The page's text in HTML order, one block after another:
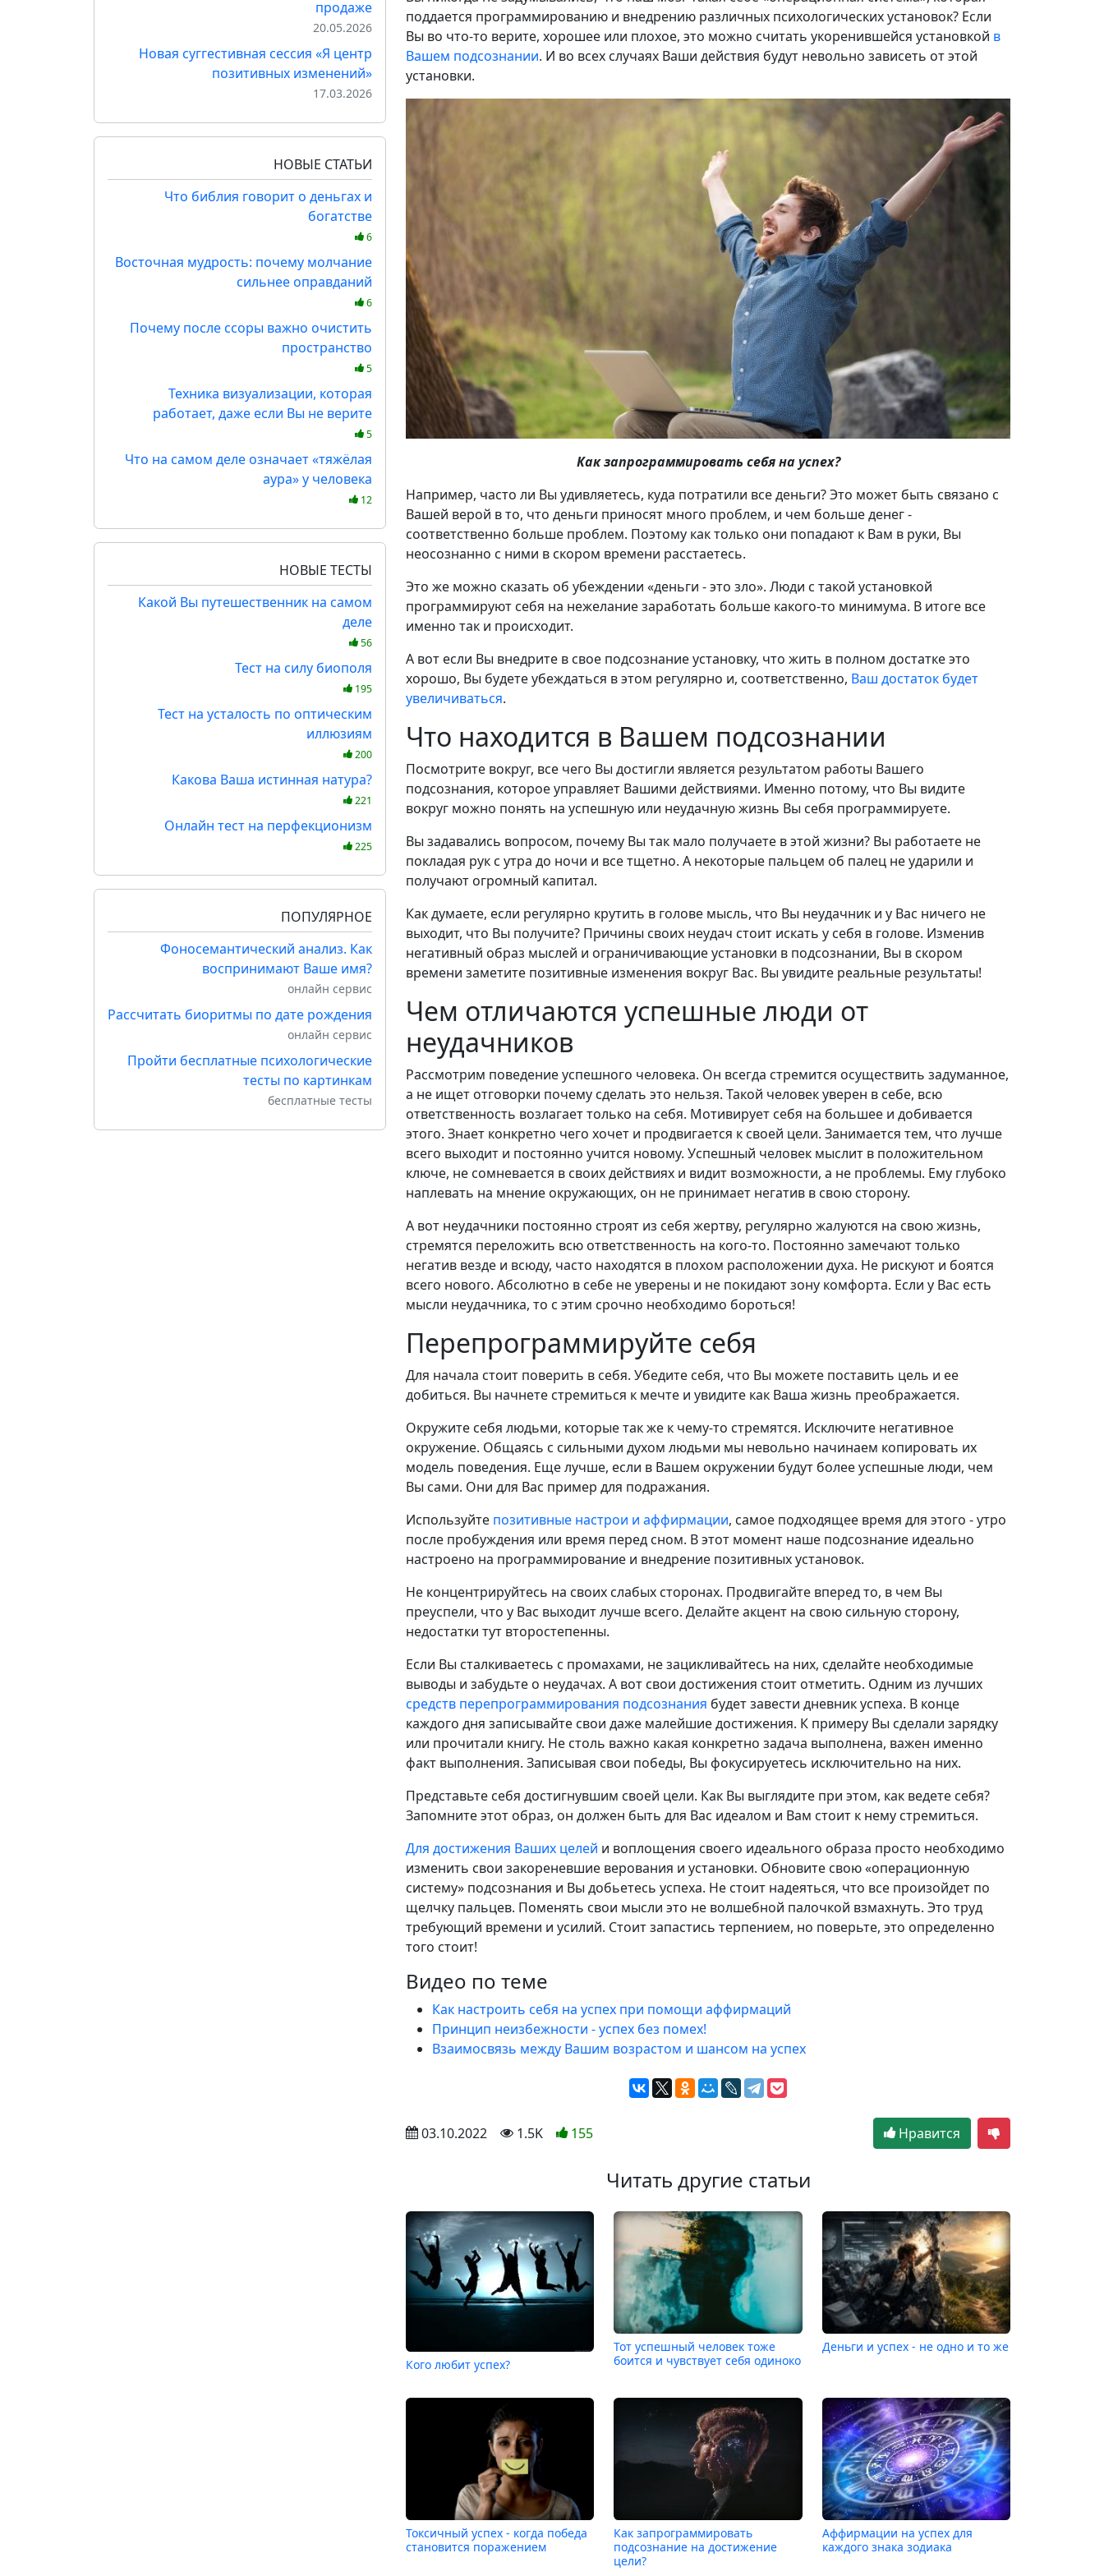
продаже
20.05.2026
Новая суггестивная сессия «Я центр
позитивных изменений»
17.03.2026
НОВЫЕ СТАТЬИ
Что библия говорит о деньгах и
богатстве
6
Восточная мудрость: почему молчание
сильнее оправданий
6
Почему после ссоры важно очистить
пространство
5
Техника визуализации, которая
работает, даже если Вы не верите
5
Что на самом деле означает «тяжёлая
аура» у человека
12
НОВЫЕ ТЕСТЫ
Какой Вы путешественник на самом
деле
56
Тест на силу биополя
195
Тест на усталость по оптическим
иллюзиям
200
Какова Ваша истинная натура?
221
Онлайн тест на перфекционизм
225
ПОПУЛЯРНОЕ
Фоносемантический анализ. Как
воспринимают Ваше имя?
онлайн сервис
Рассчитать биоритмы по дате рождения
онлайн сервис
Пройти бесплатные психологические
тесты по картинкам
бесплатные тесты
поддается программированию и внедрению различных психологических установок? Если
Вы во что-то верите, хорошее или плохое, это можно считать укоренившейся установкой в
Вашем подсознании. И во всех случаях Ваши действия будут невольно зависеть от этой
установки.
Как запрограммировать себя на успех?
Например, часто ли Вы удивляетесь, куда потратили все деньги? Это может быть связано с
Вашей верой в то, что деньги приносят много проблем, и чем больше денег -
соответственно больше проблем. Поэтому как только они попадают к Вам в руки, Вы
неосознанно с ними в скором времени расстаетесь.
Это же можно сказать об убеждении «деньги - это зло». Люди с такой установкой
программируют себя на нежелание заработать больше какого-то минимума. В итоге все
именно так и происходит.
А вот если Вы внедрите в свое подсознание установку, что жить в полном достатке это
хорошо, Вы будете убеждаться в этом регулярно и, соответственно, Ваш достаток будет
увеличиваться.
Что находится в Вашем подсознании
Посмотрите вокруг, все чего Вы достигли является результатом работы Вашего
подсознания, которое управляет Вашими действиями. Именно потому, что Вы видите
вокруг можно понять на успешную или неудачную жизнь Вы себя программируете.
Вы задавались вопросом, почему Вы так мало получаете в этой жизни? Вы работаете не
покладая рук с утра до ночи и все тщетно. А некоторые пальцем об палец не ударили и
получают огромный капитал.
Как думаете, если регулярно крутить в голове мысль, что Вы неудачник и у Вас ничего не
выходит, что Вы получите? Причины своих неудач стоит искать у себя в голове. Изменив
негативный образ мыслей и ограничивающие установки в подсознании, Вы в скором
времени заметите позитивные изменения вокруг Вас. Вы увидите реальные результаты!
Чем отличаются успешные люди от
неудачников
Рассмотрим поведение успешного человека. Он всегда стремится осуществить задуманное,
а не ищет отговорки почему сделать это нельзя. Такой человек уверен в себе, всю
ответственность возлагает только на себя. Мотивирует себя на большее и добивается
этого. Знает конкретно чего хочет и продвигается к своей цели. Занимается тем, что лучше
всего выходит и постоянно учится новому. Успешный человек мыслит в положительном
ключе, не сомневается в своих действиях и видит возможности, а не проблемы. Ему глубоко
наплевать на мнение окружающих, он не принимает негатив в свою сторону.
А вот неудачники постоянно строят из себя жертву, регулярно жалуются на свою жизнь,
стремятся переложить всю ответственность на кого-то. Постоянно замечают только
негатив везде и всюду, часто находятся в плохом расположении духа. Не рискуют и боятся
всего нового. Абсолютно в себе не уверены и не покидают зону комфорта. Если у Вас есть
мысли неудачника, то с этим срочно необходимо бороться!
Перепрограммируйте себя
Для начала стоит поверить в себя. Убедите себя, что Вы можете поставить цель и ее
добиться. Вы начнете стремиться к мечте и увидите как Ваша жизнь преображается.
Окружите себя людьми, которые так же к чему-то стремятся. Исключите негативное
окружение. Общаясь с сильными духом людьми мы невольно начинаем копировать их
модель поведения. Еще лучше, если в Вашем окружении будут более успешные люди, чем
Вы сами. Они для Вас пример для подражания.
Используйте позитивные настрои и аффирмации, самое подходящее время для этого - утро
после пробуждения или время перед сном. В этот момент наше подсознание идеально
настроено на программирование и внедрение позитивных установок.
Не концентрируйтесь на своих слабых сторонах. Продвигайте вперед то, в чем Вы
преуспели, что у Вас выходит лучше всего. Делайте акцент на свою сильную сторону,
недостатки тут второстепенны.
Если Вы сталкиваетесь с промахами, не зацикливайтесь на них, сделайте необходимые
выводы и забудьте о неудачах. А вот свои достижения стоит отметить. Одним из лучших
средств перепрограммирования подсознания будет завести дневник успеха. В конце
каждого дня записывайте свои даже малейшие достижения. К примеру Вы сделали зарядку
или прочитали книгу. Не столь важно какая конкретно задача выполнена, важен именно
факт выполнения. Записывая свои победы, Вы фокусируетесь исключительно на них.
Представьте себя достигнувшим своей цели. Как Вы выглядите при этом, как ведете себя?
Запомните этот образ, он должен быть для Вас идеалом и Вам стоит к нему стремиться.
Для достижения Ваших целей и воплощения своего идеального образа просто необходимо
изменить свои закореневшие верования и установки. Обновите свою «операционную
систему» подсознания и Вы добьетесь успеха. Не стоит надеяться, что все произойдет по
щелчку пальцев. Поменять свои мысли это не волшебной палочкой взмахнуть. Это труд
требующий времени и усилий. Стоит запастись терпением, но поверьте, это определенно
того стоит!
Видео по теме
Как настроить себя на успех при помощи аффирмаций
Принцип неизбежности - успех без помех!
Взаимосвязь между Вашим возрастом и шансом на успех
03.10.2022 1.5K 155 Нравится
Читать другие статьи
Кого любит успех?
Тот успешный человек тоже
боится и чувствует себя одиноко
Деньги и успех - не одно и то же
Токсичный успех - когда победа
становится поражением
Как запрограммировать
подсознание на достижение
цели?
Аффирмации на успех для
каждого знака зодиака